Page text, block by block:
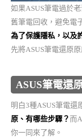
如果ASUS筆電過於
舊筆電回收，避免電
為了保護隱私，以及
先將ASUS筆電還原
ASUS筆電還
明白3種ASUS筆電還
原、有哪些步驟？ 而
你一同來了解。